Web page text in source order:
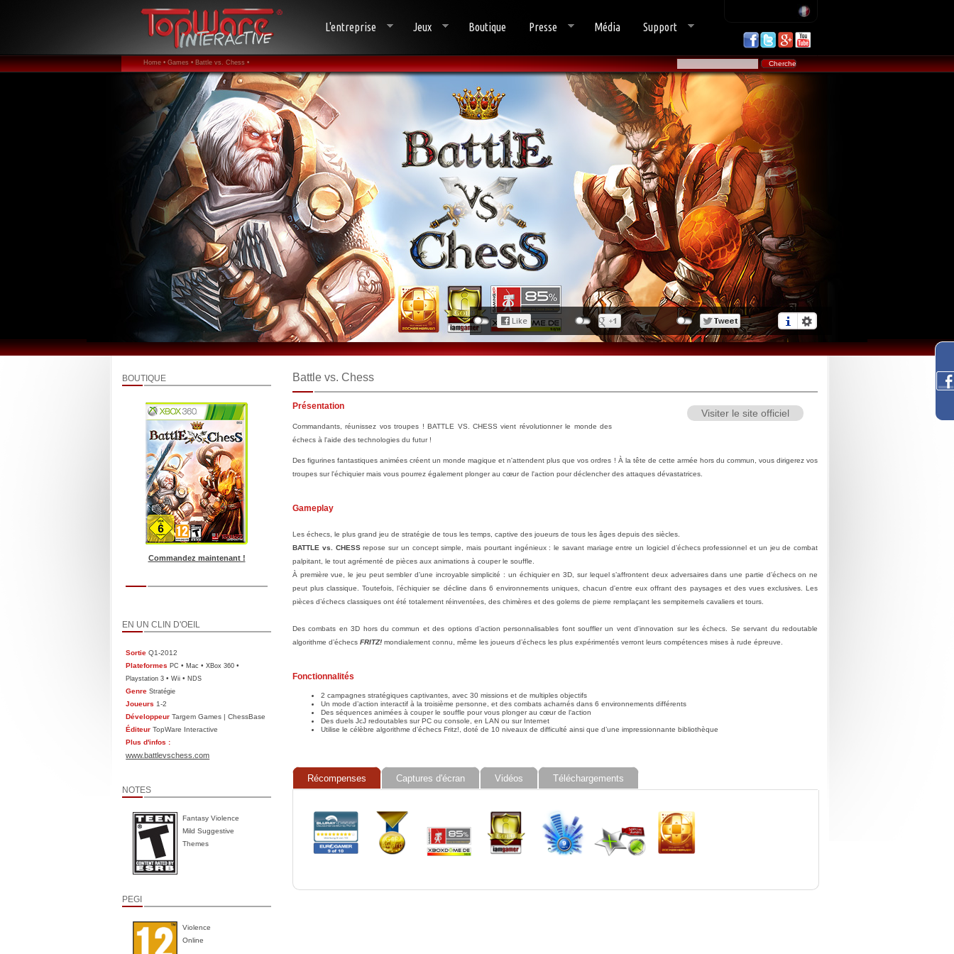
L'entreprise Jeux Boutique Presse Média Support
Home • Games • Battle vs. Chess •
BOUTIQUE
Commandez maintenant !
EN UN CLIN D'OEIL
Sortie Q1-2012
Plateformes PC •Mac •XBox 360 •
Playstation 3 •Wii •NDS
Genre Stratégie
Joueurs 1-2
Développeur Targem Games | ChessBase
Éditeur TopWare Interactive
Plus d'infos :
www.battlevschess.com
NOTES
Fantasy Violence
Mild Suggestive
Themes
PEGI
Violence
Online
Battle vs. Chess
Visiter le site officiel
Présentation
Commandants, réunissez vos troupes ! BATTLE VS. CHESS vient révolutionner le monde des
échecs à l'aide des technologies du futur !
Des figurines fantastiques animées créent un monde magique et n'attendent plus que vos ordres ! À la tête de cette armée hors du commun, vous dirigerez vos
troupes sur l'échiquier mais vous pourrez également plonger au cœur de l'action pour déclencher des attaques dévastatrices.
Gameplay
Les échecs, le plus grand jeu de stratégie de tous les temps, captive des joueurs de tous les âges depuis des siècles.
BATTLE vs. CHESS repose sur un concept simple, mais pourtant ingénieux : le savant mariage entre un logiciel d’échecs professionnel et un jeu de combat
palpitant, le tout agrémenté de pièces aux animations à couper le souffle.
À première vue, le jeu peut sembler d’une incroyable simplicité : un échiquier en 3D, sur lequel s’affrontent deux adversaires dans une partie d’échecs on ne
peut plus classique. Toutefois, l’échiquier se décline dans 6 environnements uniques, chacun d'entre eux offrant des paysages et des vues exclusives. Les
pièces d’échecs classiques ont été totalement réinventées, des chimères et des golems de pierre remplaçant les sempiternels cavaliers et tours.
Des combats en 3D hors du commun et des options d’action personnalisables font souffler un vent d'innovation sur les échecs. Se servant du redoutable
algorithme d’échecs FRITZ! mondialement connu, même les joueurs d’échecs les plus expérimentés verront leurs compétences mises à rude épreuve.
Fonctionnalités
2 campagnes stratégiques captivantes, avec 30 missions et de multiples objectifs
Un mode d’action interactif à la troisième personne, et des combats acharnés dans 6 environnements différents
Des séquences animées à couper le souffle pour vous plonger au cœur de l‘action
Des duels JcJ redoutables sur PC ou console, en LAN ou sur Internet
Utilise le célèbre algorithme d’échecs Fritz!, doté de 10 niveaux de difficulté ainsi que d’une impressionnante bibliothèque
Récompenses Captures d'écran Vidéos Téléchargements